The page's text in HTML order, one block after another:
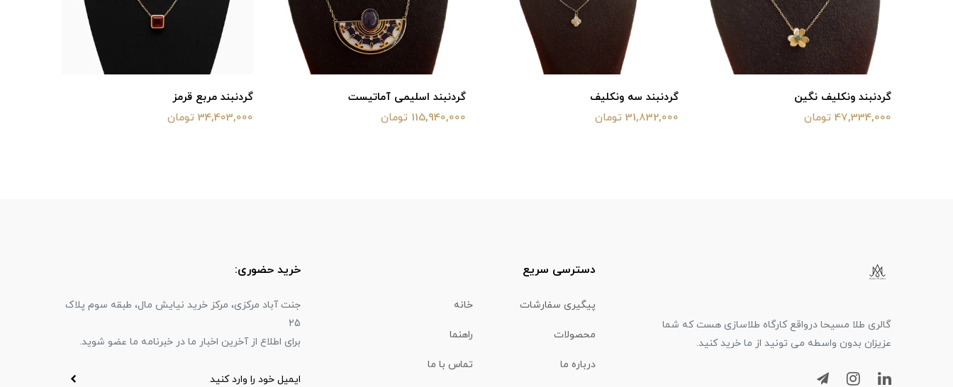
گردنبند ونکلیف نگین
47,334,000 تومان
گردنبند سه ونکلیف
31,832,000 تومان
گردنبند اسلیمی آماتیست
115,940,000 تومان
گردنبند مربع قرمز
34,403,000 تومان
گالری طلا مسیحا درواقع کارگاه طلاسازی هست که شما
عزیزان بدون واسطه می تونید از ما خرید کنید.
دسترسی سریع
پیگیری سفارشات خانه
محصولات راهنما
درباره ما تماس با ما
خرید حضوری:
جنت آباد مرکزی، مرکز خرید نیایش مال، طبقه سوم پلاک
25
برای اطلاع از آخرین اخبار ما در خبرنامه ما عضو شوید.